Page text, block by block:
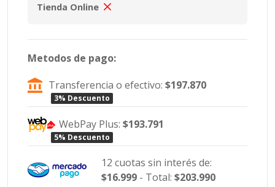
Tienda Online
Metodos de pago:
Transferencia o efectivo:$197.870
3% Descuento
WebPay Plus:$193.791
5% Descuento
12 cuotas sin interés de:
$16.999- Total: $203.990